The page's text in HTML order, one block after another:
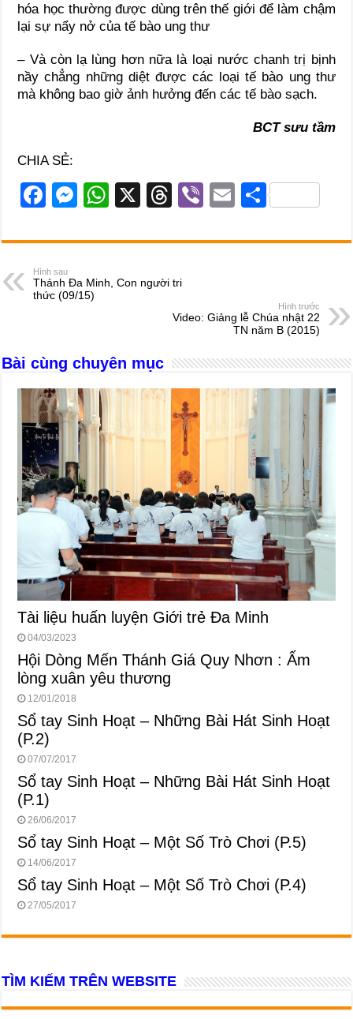
hóa học thường được dùng trên thế giới để làm chậm
lại sự nẩy nở của tế bào ung thư
– Và còn lạ lùng hơn nữa là loại nước chanh trị bịnh
nầy chẳng những diệt được các loại tế bào ung thư
mà không bao giờ ảnh hưởng đến các tế bào sạch.
BCT sưu tầm
CHIA SẺ:
F
c
e
b
k
M
ss
n
W
at
A
X
T
e
d
s
Vi
er
E
ail
S
ar
Hình sau
Thánh Đa Minh, Con người tri
thức (09/15)
Hình trước
Video: Giảng lễ Chúa nhật 22
TN năm B (2015)
Bài cùng chuyên mục
Tài liệu huấn luyện Giới trẻ Đa Minh
04/03/2023
Hội Dòng Mến Thánh Giá Quy Nhơn : Ấm
lòng xuân yêu thương
12/01/2018
Sổ tay Sinh Hoạt – Những Bài Hát Sinh Hoạt
(P.2)
07/07/2017
Sổ tay Sinh Hoạt – Những Bài Hát Sinh Hoạt
(P.1)
26/06/2017
Sổ tay Sinh Hoạt – Một Số Trò Chơi (P.5)
14/06/2017
Sổ tay Sinh Hoạt – Một Số Trò Chơi (P.4)
27/05/2017
TÌM KIẾM TRÊN WEBSITE